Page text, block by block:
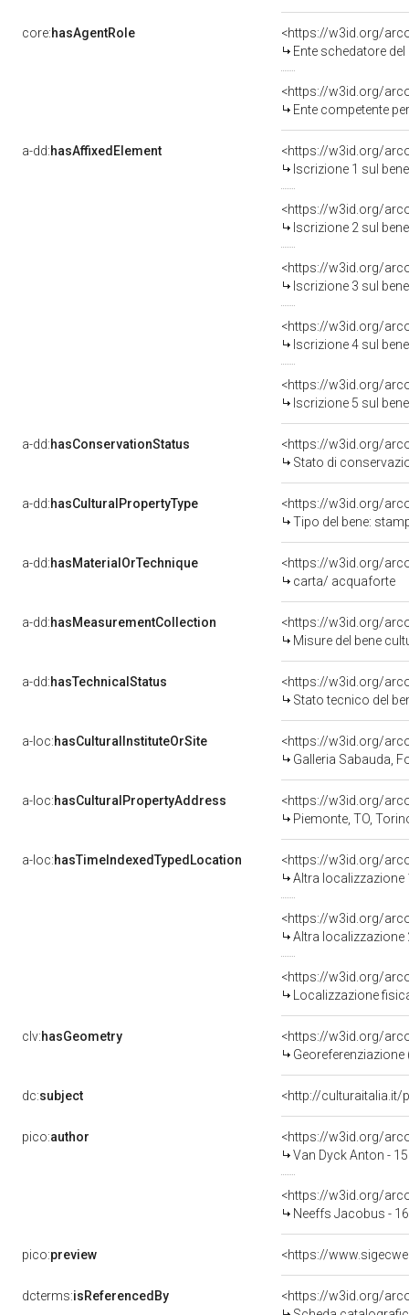
core:hasAgentRole
<https://w3id.org/
Ente schedatore del
<https://w3id.org/
Ente competente
a-dd:hasAffixedElement
<https://w3id.org/
Iscrizione 1 sul
<https://w3id.org/
Iscrizione 2 sul
<https://w3id.org/
Iscrizione 3 sul
<https://w3id.org/
Iscrizione 4 sul
<https://w3id.org/
Iscrizione 5 sul
a-dd:hasConservationStatus
<https://w3id.org/
Stato di
a-dd:hasCulturalPropertyType
<https://w3id.org/
Tipo del bene:
a-dd:hasMaterialOrTechnique
<https://w3id.org/
carta/ acquaforte
a-dd:hasMeasurementCollection
<https://w3id.org/
Misure del bene
a-dd:hasTechnicalStatus
<https://w3id.org/
Stato tecnico del
a-loc:hasCulturalInstituteOrSite
<https://w3id.org/
Galleria Sabauda,
a-loc:hasCulturalPropertyAddress
<https://w3id.org/
Piemonte, TO,
a-loc:hasTimeIndexedTypedLocation
<https://w3id.org/
Altra localizzazione
<https://w3id.org/
Altra localizzazione
<https://w3id.org/
Localizzazione
clv:hasGeometry
<https://w3id.org/
dc:subject <http://
pico:author
<https://w3id.org/
Van Dyck Anton -
<https://w3id.org/
Neeffs Jacobus -
pico:preview <https://
dcterms:isReferencedBy
<https://w3id.org/